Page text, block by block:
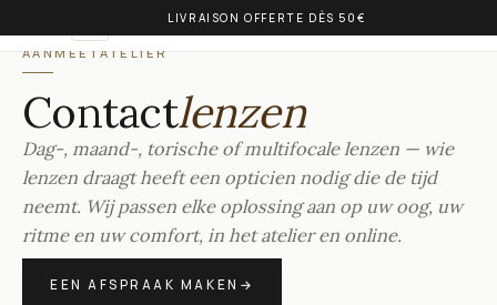
LIVRAISON OFFERTE DÈS 50€
OLIVIA BALM
AANMEETATELIER
Contactlenzen
Dag-, maand-, torische of multifocale lenzen — wie
lenzen draagt heeft een opticien nodig die de tijd
neemt. Wij passen elke oplossing aan op uw oog, uw
ritme en uw comfort, in het atelier en online.
EEN AFSPRAAK MAKEN →